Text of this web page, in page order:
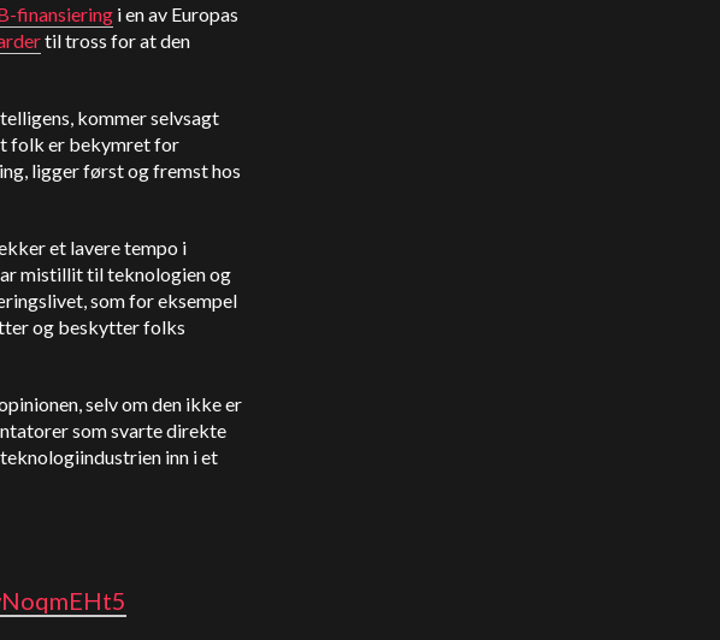
finansiering i en av Europas
til tross for at den
kommer selvsagt
folk er bekymret for
ligger først og fremst hos
et lavere tempo i
mistillit til teknologien og
som for eksempel
og beskytter folks
selv om den ikke er
som svarte direkte
inn i et